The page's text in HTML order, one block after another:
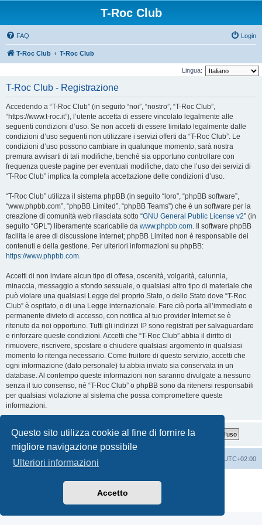
Questo sito utilizza cookie al fine di fornire la
migliore navigazione possibile
Ulteriori informazioni
Accetto
T-Roc Club
FAQ Login
T-Roc Club T-Roc Club
Lingua:
T-Roc Club - Registrazione
Accedendo a “T-Roc Club” (in seguito “noi”, “nostro”, “T-Roc Club”,
“https://www.t-roc.it”), l’utente accetta di essere vincolato legalmente alle
seguenti condizioni d’uso. Se non accetti di essere limitato legalmente dalle
condizioni d’uso seguenti non utilizzare i servizi offerti da “T-Roc Club”. Le
condizioni d’uso possono cambiare in qualunque momento, sarà nostra
premura avvisarti di tali modifiche, benché sia opportuno controllare con
frequenza queste pagine per eventuali modifiche, dato che l’uso dei servizi di
“T-Roc Club” implica la completa accettazione delle condizioni d’uso.
“T-Roc Club” utilizza il sistema phpBB (in seguito “loro”, “phpBB software”,
“www.phpbb.com”, “phpBB Limited”, “phpBB Teams”) che è un software per la
creazione di comunità web rilasciata sotto “GNU General Public License v2” (in
seguito “GPL”) liberamente scaricabile da www.phpbb.com. Il software phpBB
facilita le aree di discussione internet; phpBB Limited non è responsabile dei
contenuti e della gestione. Per ulteriori informazioni su phpBB:
https://www.phpbb.com.
Accetti di non inviare alcun tipo di offesa, oscenità, volgarità, calunnia,
minaccia, messaggio a sfondo sessuale, o qualsiasi altro tipo di materiale che
può violare una qualsiasi Legge del proprio Stato, o dello Stato dove “T-Roc
Club” è ospitato, o di una Legge internazionale. Fare ciò porta all’immediato e
permanente divieto di accesso, con notifica al tuo provider Internet se è
ritenuto da noi opportuno. Tutti gli indirizzi IP sono registrati per salvaguardare
e rinforzare queste condizioni. Accetti che “T-Roc Club” abbia il diritto di
rimuovere, riscrivere, spostare o chiudere qualsiasi argomento in qualsiasi
momento lo ritenga necessario. Come fruitore di questo servizio, accetti che
ogni informazione (dato personale) tu abbia inviato sia conservata in un
database. Al contempo queste informazioni non saranno divulgate a nessuno
senza il tuo consenso, né “T-Roc Club” o phpBB sono da ritenersi responsabili
per qualsiasi violazione al sistema che possa compromettere queste
informazioni.
T-Roc Club T-Roc Club UTC+02:00
Traduzione Italiana